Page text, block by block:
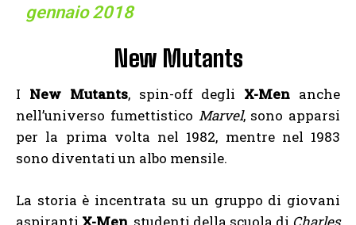
gennaio 2018
New Mutants
I New Mutants, spin-off degli X-Men anche
nell’universo fumettistico Marvel, sono apparsi
per la prima volta nel 1982, mentre nel 1983
sono diventati un albo mensile.
La storia è incentrata su un gruppo di giovani